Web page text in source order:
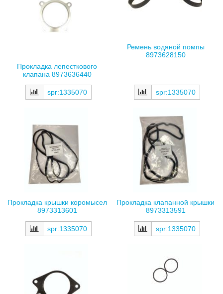
Прокладка лепесткового
клапана 8973636440
spr:1335070
Ремень водяной помпы
8973628150
spr:1335070
Прокладка крышки коромысел
8973313601
spr:1335070
Прокладка клапанной крышки
8973313591
spr:1335070